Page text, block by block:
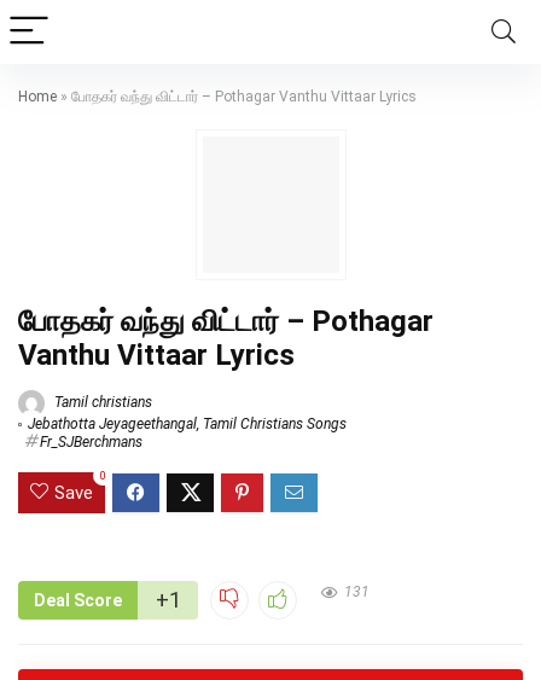
Home » போதகர் வந்து விட்டார் – Pothagar Vanthu Vittaar Lyrics
போதகர் வந்து விட்டார் – Pothagar
Vanthu Vittaar Lyrics
Tamil christians
Jebathotta Jeyageethangal, Tamil Christians Songs
Fr_SJBerchmans
Save
0
Deal Score +1 131